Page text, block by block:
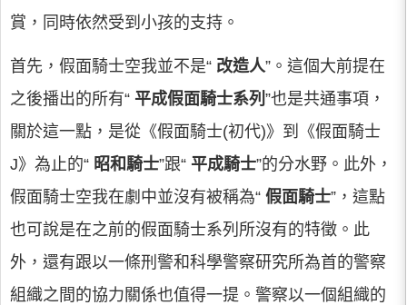
賞，同時依然受到小孩的支持。
首先，假面騎士空我並不是“ 改造人”。這個大前提在
之後播出的所有“ 平成假面騎士系列 ”也是共通事項，
關於這一點，是從《假面騎士(初代)》到《假面騎士
J》為止的“ 昭和騎士”跟“ 平成騎士”的分水野。此外，
假面騎士空我在劇中並沒有被稱為“ 假面騎士”，這點
也可說是在之前的假面騎士系列所沒有的特徵。此
外，還有跟以一條刑警和科學警察研究所為首的警察
組織之間的協力關係也值得一提。警察以一個組織的